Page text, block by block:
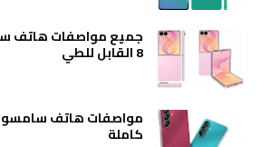
8 القابل للطي
كاملة